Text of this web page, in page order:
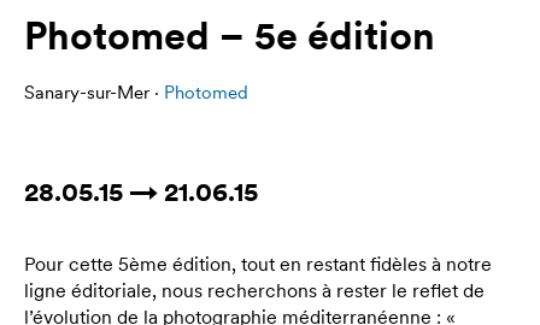
Photomed – 5e édition
Sanary-sur-Mer · Photomed
28.05.15 → 21.06.15
Pour cette 5ème édition, tout en restant fidèles à notre
ligne éditoriale, nous recherchons à rester le reflet de
l’évolution de la photographie méditerranéenne : «